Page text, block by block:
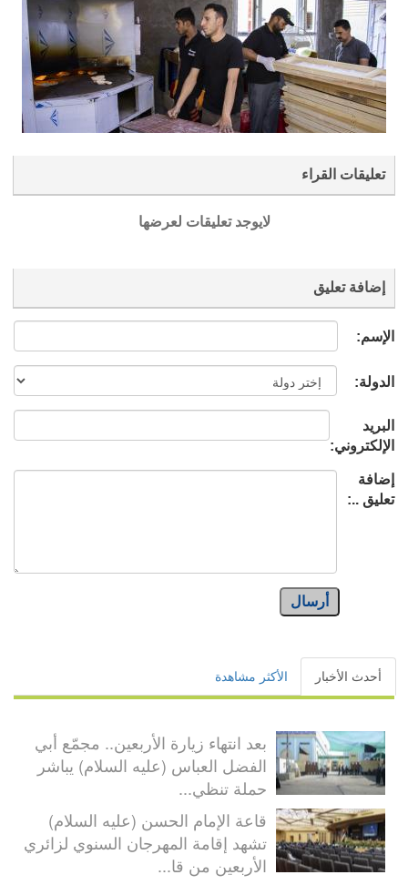
تعليقات القراء
لايوجد تعليقات لعرضها
إضافة تعليق
الإسم:
الدولة:
البريد
الإلكتروني:
إضافة
تعليق ..:
أرسال
أحدث الأخبار الأكثر مشاهدة
بعد انتهاء زيارة الأربعين.. مجمّع أبي
الفضل العباس (عليه السلام) يباشر
حملة تنظي...
قاعة الإمام الحسن (عليه السلام)
تشهد إقامة المهرجان السنوي لزائري
الأربعين من قا...